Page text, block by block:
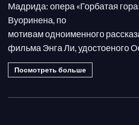
Мадрида: опера «Горбатая
Вуоринена, по
мотивам одноименного
фильма Энга Ли, удостоеного
Опера Чарльза Вуоринена
разорванной на части
Посмотреть больше